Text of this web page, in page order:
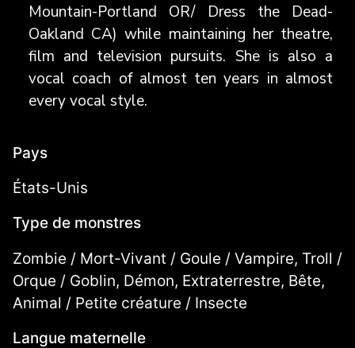
Mountain-Portland OR/ Dress the Dead-
Oakland CA) while maintaining her theatre,
film and television pursuits. She is also a
vocal coach of almost ten years in almost
every vocal style.
Pays
États-Unis
Type de monstres
Zombie / Mort-Vivant / Goule / Vampire, Troll /
Orque / Goblin, Démon, Extraterrestre, Bête,
Animal / Petite créature / Insecte
Langue maternelle